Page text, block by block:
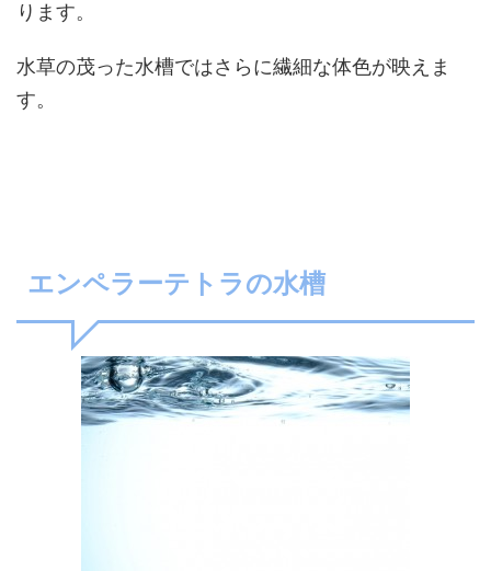
ります。
水草の茂った水槽ではさらに繊細な体色が映えま
す。
エンペラーテトラの水槽